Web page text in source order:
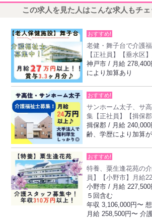
この求人を見た人はこんな求人もチ
おすすめ!
老健・舞子台で介護
【正社員】【垂水区
神戸市 / 月給
により加算あり
おすすめ!
サンホーム太子、サ
集【正社員】【揖保
揖保郡 / 月給
齢、学歴により加算
おすすめ!
特養、粟生逢花苑の
員】【小野市】月給
小野市 / 月給 227,500
５回含む
年収 3,106,000円〜
月給 258,500円〜 介